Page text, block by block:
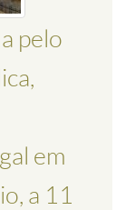
pelo
em
a 11